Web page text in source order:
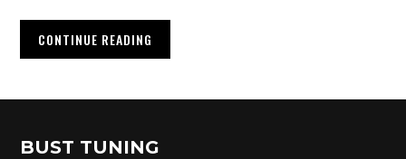
CONTINUE READING
BUST TUNING